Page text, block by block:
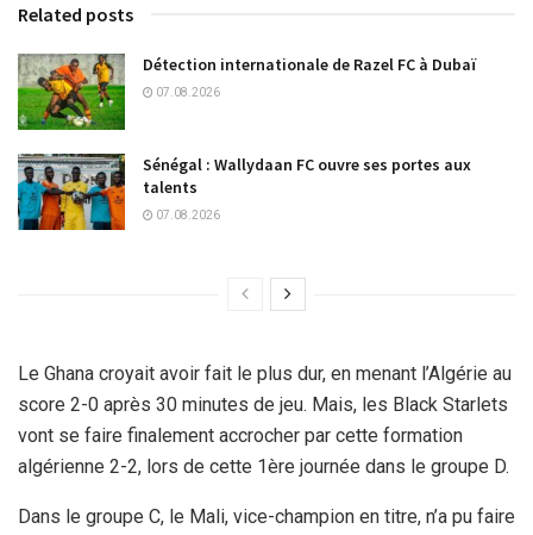
Related posts
Détection internationale de Razel FC à Dubaï
07.08.2026
Sénégal : Wallydaan FC ouvre ses portes aux
talents
07.08.2026
Le Ghana croyait avoir fait le plus dur, en menant l’Algérie au
score 2-0 après 30 minutes de jeu. Mais, les Black Starlets
vont se faire finalement accrocher par cette formation
algérienne 2-2, lors de cette 1ère journée dans le groupe D.
Dans le groupe C, le Mali, vice-champion en titre, n’a pu faire